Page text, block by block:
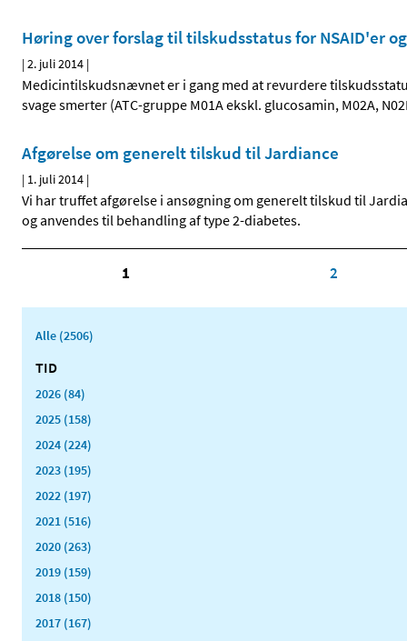
Høring over forslag til tilskudsstatus for NSAID'er
|2. juli 2014 |
Medicintilskudsnævnet er i gang med at revurdere
svage smerter (ATC-gruppe M01A ekskl. glucosamin, M02A,
Afgørelse om generelt tilskud til Jardiance
| 1. juli 2014 |
Vi har truffet afgørelse i ansøgning om generelt tilskud til
og anvendes til behandling af type 2-diabetes.
1 2
Alle (2506)
TID
2026 (84)
2025 (158)
2024 (224)
2023 (195)
2022 (197)
2021 (516)
2020 (263)
2019 (159)
2018 (150)
2017 (167)